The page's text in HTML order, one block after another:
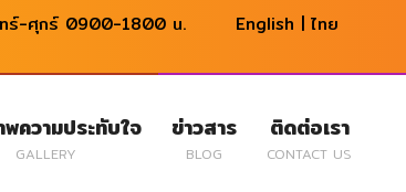
ร์-ศุกร์ 0900-1800 น. English | ไทย
ความประทับใจ
GALLERY
ข่าวสาร
BLOG
ติดต่อเรา
CONTACT US